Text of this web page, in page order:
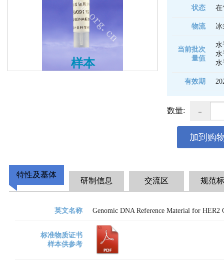
样本
状态 在
物流 冰
当前批次
量值
水
水
水
有效期
数量: -
加到购
特性及基体
研制信息 交流区 规范
英文名称 Genomic DNA Reference Material for HER2
标准物质证书
样本供参考